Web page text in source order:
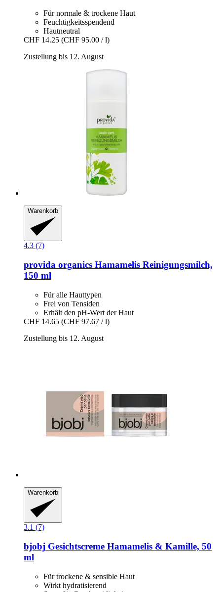
Für normale & trockene Haut
Feuchtigkeitsspendend
Hautneutral
CHF 14.25 (CHF 95.00 / l)
Zustellung bis 12. August
Warenkorb
4.3 (7)
provida organics Hamamelis Reinigungsmilch,
150 ml
Für alle Hauttypen
Frei von Tensiden
Erhält den pH-Wert der Haut
CHF 14.65 (CHF 97.67 / l)
Zustellung bis 12. August
Warenkorb
3.1 (7)
bjobj Gesichtscreme Hamamelis & Kamille, 50
ml
Für trockene & sensible Haut
Wirkt hydratisierend